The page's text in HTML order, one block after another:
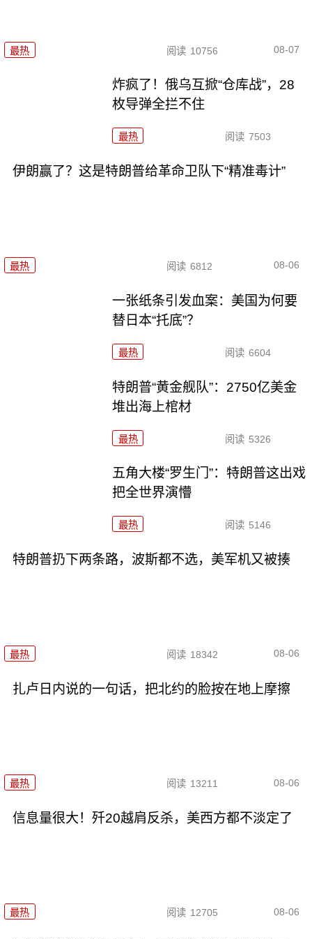
最热 阅读 10756 08-07
炸疯了！俄乌互掀“仓库战”，28
枚导弹全拦不住
最热 阅读 7503
伊朗赢了？这是特朗普给革命卫队下“精准毒计”
最热 阅读 6812 08-06
一张纸条引发血案：美国为何要
替日本“托底”？
最热 阅读 6604
特朗普“黄金舰队”：2750亿美金
堆出海上棺材
最热 阅读 5326
五角大楼“罗生门”：特朗普这出戏
把全世界演懵
最热 阅读 5146
特朗普扔下两条路，波斯都不选，美军机又被揍
最热 阅读 18342 08-06
扎卢日内说的一句话，把北约的脸按在地上摩擦
最热 阅读 13211 08-06
信息量很大！歼20越肩反杀，美西方都不淡定了
最热 阅读 12705 08-06